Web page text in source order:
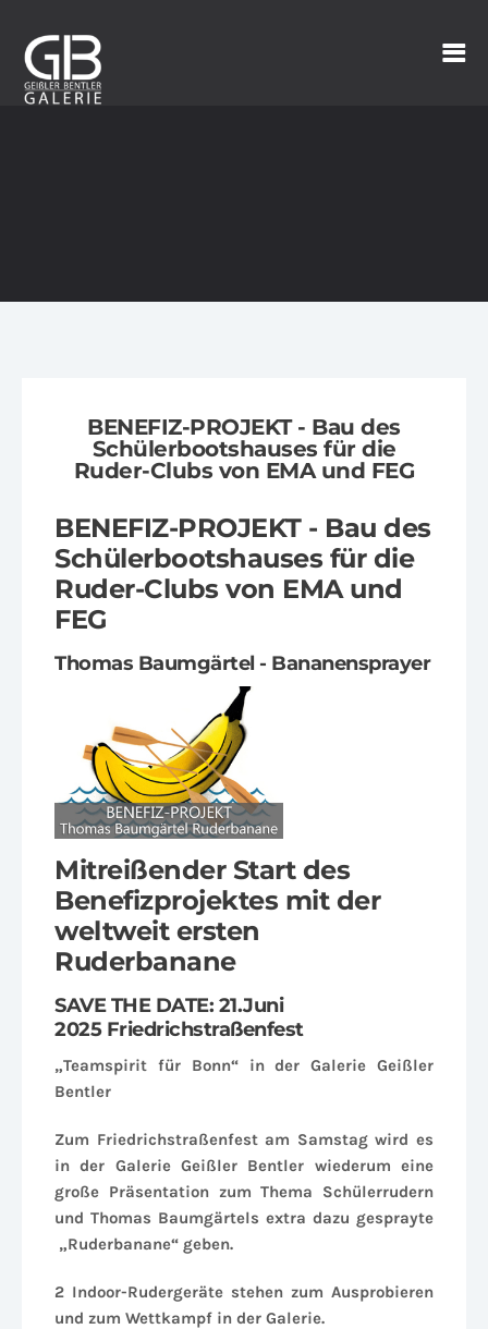
BENEFIZ-PROJEKT - Bau des
Schülerbootshauses für die
Ruder-Clubs von EMA und FEG
BENEFIZ-PROJEKT - Bau des
Schülerbootshauses für die
Ruder-Clubs von EMA und
FEG
Thomas Baumgärtel - Bananensprayer
Mitreißender Start des
Benefizprojektes mit der
weltweit ersten
Ruderbanane
SAVE THE DATE: 21.Juni
2025 Friedrichstraßenfest
„Teamspirit für Bonn“ in der Galerie Geißler
Bentler
Zum Friedrichstraßenfest am Samstag wird es
in der Galerie Geißler Bentler wiederum eine
große Präsentation zum Thema Schülerrudern
und Thomas Baumgärtels extra dazu gesprayte
„Ruderbanane“ geben.
2 Indoor-Rudergeräte stehen zum Ausprobieren
und zum Wettkampf in der Galerie.